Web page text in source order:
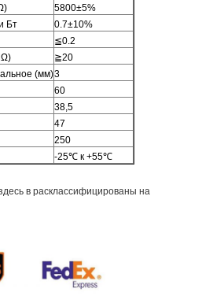
5800±5%
Бт
0.7±10%
≦0.2
≧20
(мм)3
60
38,5
47
250
-25℃ к +55℃
в расклассифицированы на